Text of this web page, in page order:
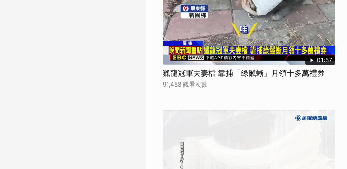
01:57
獵龍冠軍夫妻檔 靠捕「綠鬣蜥」月領十多萬禮券
91,458 觀看次數